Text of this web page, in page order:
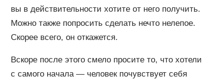
вы в действительности хотите от него получить.
Можно также попросить сделать нечто нелепое.
Скорее всего, он откажется.
Вскоре после этого смело просите то, что хотели
с самого начала — человек почувствует себя